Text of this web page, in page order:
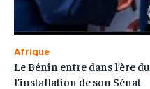
Afrique
Le Bénin entre dans l’ère
l’installation de son Sénat